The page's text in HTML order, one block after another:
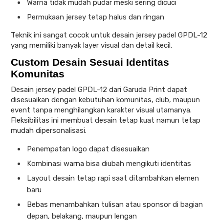
Warna tidak mudah pudar meski sering dicuci
Permukaan jersey tetap halus dan ringan
Teknik ini sangat cocok untuk desain jersey padel GPDL-12
yang memiliki banyak layer visual dan detail kecil.
Custom Desain Sesuai Identitas
Komunitas
Desain jersey padel GPDL-12 dari Garuda Print dapat
disesuaikan dengan kebutuhan komunitas, club, maupun
event tanpa menghilangkan karakter visual utamanya.
Fleksibilitas ini membuat desain tetap kuat namun tetap
mudah dipersonalisasi.
Penempatan logo dapat disesuaikan
Kombinasi warna bisa diubah mengikuti identitas
Layout desain tetap rapi saat ditambahkan elemen
baru
Bebas menambahkan tulisan atau sponsor di bagian
depan, belakang, maupun lengan